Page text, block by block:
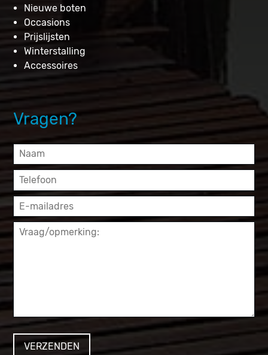
Nieuwe boten
Occasions
Prijslijsten
Winterstalling
Accessoires
Vragen?
VERZENDEN